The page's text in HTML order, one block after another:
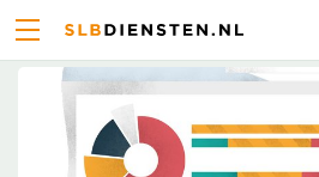
Zoeken
Nieuws overzicht